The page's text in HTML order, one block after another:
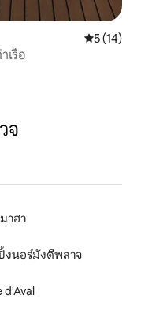
คะแนนเฉลี่
5 (14)
เรือ
จ
าฮา
งนอร์มังดีพลาจ
d'Aval